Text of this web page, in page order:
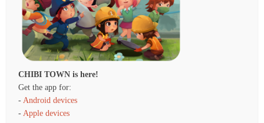
CHIBI TOWN is here!
Get the app for:
- Android devices
- Apple devices